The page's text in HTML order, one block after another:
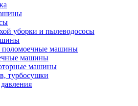
уборки и пылеводососы
поломоечные машины
машины
машины
турбосушки